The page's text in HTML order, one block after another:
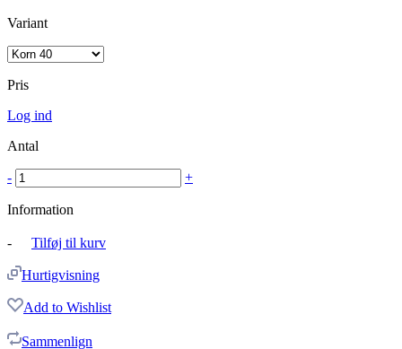
Variant
Pris
Log ind
Antal
- +
Information
- Tilføj til kurv
Hurtigvisning
Add to Wishlist
Sammenlign